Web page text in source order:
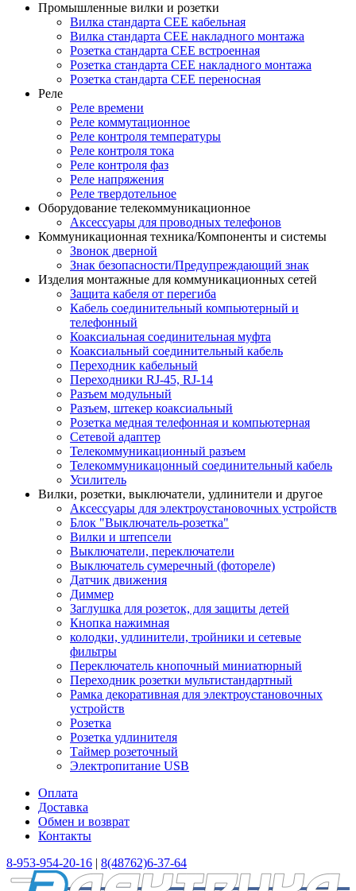
Промышленные вилки и розетки
Вилка стандарта CEE кабельная
Вилка стандарта CEE накладного монтажа
Розетка стандарта CEE встроенная
Розетка стандарта СЕЕ накладного монтажа
Розетка стандарта СЕЕ переносная
Реле
Реле времени
Реле коммутационное
Реле контроля температуры
Реле контроля тока
Реле контроля фаз
Реле напряжения
Реле твердотельное
Оборудование телекоммуникационное
Аксессуары для проводных телефонов
Коммуникационная техника/Компоненты и системы
Звонок дверной
Знак безопасности/Предупреждающий знак
Изделия монтажные для коммуникационных сетей
Защита кабеля от перегиба
Кабель соединительный компьютерный и
телефонный
Коаксиальная соединительная муфта
Коаксиальный соединительный кабель
Переходник кабельный
Переходники RJ-45, RJ-14
Разъем модульный
Разъем, штекер коаксиальный
Розетка медная телефонная и компьютерная
Сетевой адаптер
Телекоммуникационный разъем
Телекоммуникацонный соединительный кабель
Усилитель
Вилки, розетки, выключатели, удлинители и другое
Аксессуары для электроустановочных устройств
Блок "Выключатель-розетка"
Вилки и штепсели
Выключатели, переключатели
Выключатель сумеречный (фотореле)
Датчик движения
Диммер
Заглушка для розеток, для защиты детей
Кнопка нажимная
колодки, удлинители, тройники и сетевые
фильтры
Переключатель кнопочный миниатюрный
Переходник розетки мультистандартный
Рамка декоративная для электроустановочных
устройств
Розетка
Розетка удлинителя
Таймер розеточный
Электропитание USB
Оплата
Доставка
Обмен и возврат
Контакты
8-953-954-20-16 | 8(48762)6-37-64